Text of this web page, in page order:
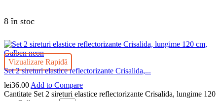
8 în stoc
Vizualizare Rapidă
Set 2 sireturi elastice reflectorizante Crisalida,...
lei36.00 Add to Compare
Cantitate Set 2 sireturi elastice reflectorizante Crisalida, lungime 120